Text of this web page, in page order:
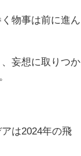
物事は前に進ん
妄想に取りつか
は2024年の飛